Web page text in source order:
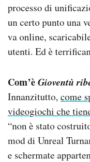
processo di
un certo punto una
va online,
utenti. Ed è
Com’èGioventù
Innanzitutto, come
videogiochi che
“non è stato
mod di Unreal
e schermate